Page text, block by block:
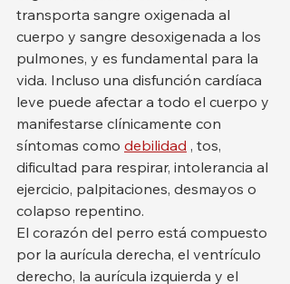
transporta sangre oxigenada al
cuerpo y sangre desoxigenada a los
pulmones, y es fundamental para la
vida. Incluso una disfunción cardíaca
leve puede afectar a todo el cuerpo y
manifestarse clínicamente con
síntomas como debilidad , tos,
dificultad para respirar, intolerancia al
ejercicio, palpitaciones, desmayos o
colapso repentino.
El corazón del perro está compuesto
por la aurícula derecha, el ventrículo
derecho, la aurícula izquierda y el